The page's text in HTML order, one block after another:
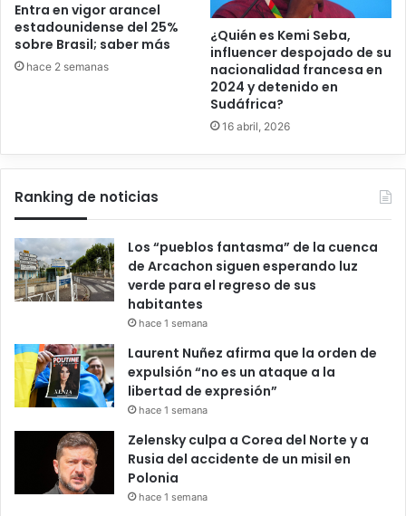
Entra en vigor arancel
estadounidense del 25%
sobre Brasil; saber más
hace 2 semanas
¿Quién es Kemi Seba,
influencer despojado de su
nacionalidad francesa en
2024 y detenido en
Sudáfrica?
16 abril, 2026
Ranking de noticias
Los “pueblos fantasma” de la cuenca
de Arcachon siguen esperando luz
verde para el regreso de sus
habitantes
hace 1 semana
Laurent Nuñez afirma que la orden de
expulsión “no es un ataque a la
libertad de expresión”
hace 1 semana
Zelensky culpa a Corea del Norte y a
Rusia del accidente de un misil en
Polonia
hace 1 semana